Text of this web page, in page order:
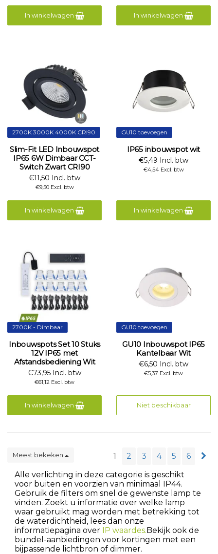
In winkelwagen In winkelwagen
2700K 3000K 4000K CRI90
Slim-Fit LED Inbouwspot
IP65 6W Dimbaar CCT-
Switch Zwart CRI90
€11,50 Incl. btw
€9,50 Excl. btw
In winkelwagen
GU10 toevoegen
IP65 inbouwspot wit
€5,49 Incl. btw
€4,54 Excl. btw
In winkelwagen
2700K - Dimbaar
Inbouwspots Set 10 Stuks
12V IP65 met
Afstandsbediening Wit
€73,95 Incl. btw
€61,12 Excl. btw
In winkelwagen
GU10 toevoegen
GU10 Inbouwspot IP65
Kantelbaar Wit
€6,50 Incl. btw
€5,37 Excl. btw
Niet beschikbaar
Meest bekeken 1 2 3 4 5
6
Alle verlichting in deze categorie is geschikt
voor buiten en voorzien van minimaal IP44.
Gebruik de filters om snel de gewenste lamp te
vinden. Zoekt u informatie over welke lamp
waar gebruikt mag worden met betrekking tot
de waterdichtheid, lees dan onze
informatiepagina over IP waardes.Bekijk ook de
bundel-aanbiedingen voor kortingen met een
bijpassende lichtbron of dimmer.